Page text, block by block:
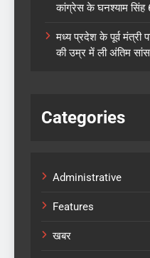
कांग्रेस के घनश्याम सिंह
मध्य प्रदेश के पूर्व मंत्री
की उम्र में ली अंतिम
Categories
Administrative
Features
खबर